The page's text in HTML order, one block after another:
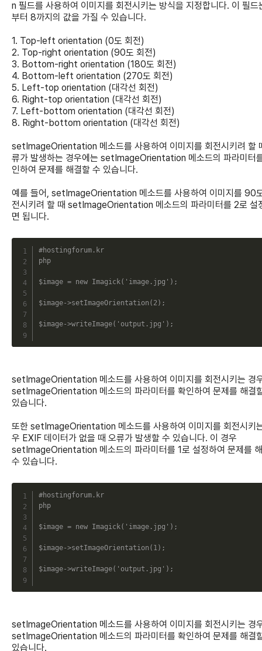
n 필드를 사용하여 이미지를 회전시키는 방식을 지정합니다. 이 필드
부터 8까지의 값을 가질 수 있습니다.
1. Top-left orientation (0도 회전)
2. Top-right orientation (90도 회전)
3. Bottom-right orientation (180도 회전)
4. Bottom-left orientation (270도 회전)
5. Left-top orientation (대각선 회전)
6. Right-top orientation (대각선 회전)
7. Left-bottom orientation (대각선 회전)
8. Right-bottom orientation (대각선 회전)
setImageOrientation 메소드를 사용하여 이미지를 회전시키려 할
류가 발생하는 경우에는 setImageOrientation 메소드의 파라미터
인하여 문제를 해결할 수 있습니다.
예를 들어, setImageOrientation 메소드를 사용하여 이미지를 90
전시키려 할 때 setImageOrientation 메소드의 파라미터를 2로 설
면 됩니다.
#hostingforum.kr
php
$image = new Imagick( 'image.jpg' ) ;
$image->setImageOrientation ( 2) ;
$image->writeImage( 'output.jpg' ) ;
setImageOrientation 메소드를 사용하여 이미지를 회전시키는 경
setImageOrientation 메소드의 파라미터를 확인하여 문제를 해결
있습니다.
또한 setImageOrientation 메소드를 사용하여 이미지를 회전시키
우 EXIF 데이터가 없을 때 오류가 발생할 수 있습니다. 이 경우
setImageOrientation 메소드의 파라미터를 1로 설정하여 문제를
수 있습니다.
#hostingforum.kr
php
$image = new Imagick( 'image.jpg' ) ;
$image->setImageOrientation ( 1) ;
$image->writeImage( 'output.jpg' ) ;
setImageOrientation 메소드를 사용하여 이미지를 회전시키는 경
setImageOrientation 메소드의 파라미터를 확인하여 문제를 해결
있습니다.